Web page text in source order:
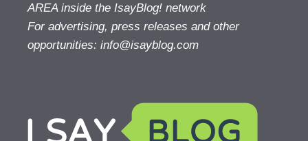
AREA inside the IsayBlog! network
For advertising, press releases and other
opportunities: info@isayblog.com